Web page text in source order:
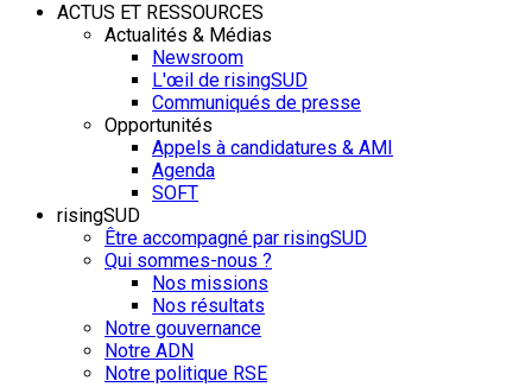
ACTUS ET RESSOURCES
Actualités & Médias
Newsroom
L'œil de risingSUD
Communiqués de presse
Opportunités
Appels à candidatures & AMI
Agenda
SOFT
risingSUD
Être accompagné par risingSUD
Qui sommes-nous ?
Nos missions
Nos résultats
Notre gouvernance
Notre ADN
Notre politique RSE